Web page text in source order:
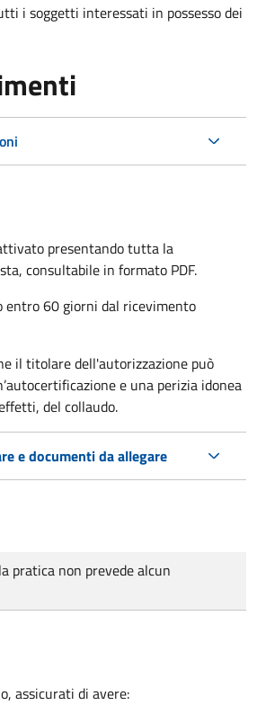
i soggetti interessati in possesso dei
presentando tutta la
consultabile in formato PDF.
entro 60 giorni dal ricevimento
il titolare dell'autorizzazione può
e una perizia idonea
del collaudo.
e documenti da allegare
pratica non prevede alcun
assicurati di avere: